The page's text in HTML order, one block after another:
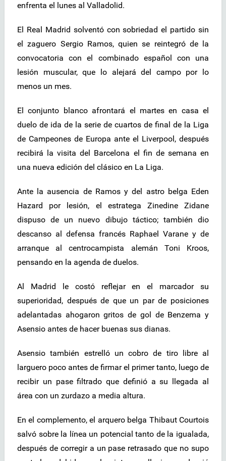
enfrenta el lunes al Valladolid.
El Real Madrid solventó con sobriedad el partido sin
el zaguero Sergio Ramos, quien se reintegró de la
convocatoria con el combinado español con una
lesión muscular, que lo alejará del campo por lo
menos un mes.
El conjunto blanco afrontará el martes en casa el
duelo de ida de la serie de cuartos de final de la Liga
de Campeones de Europa ante el Liverpool, después
recibirá la visita del Barcelona el fin de semana en
una nueva edición del clásico en La Liga.
Ante la ausencia de Ramos y del astro belga Eden
Hazard por lesión, el estratega Zinedine Zidane
dispuso de un nuevo dibujo táctico; también dio
descanso al defensa francés Raphael Varane y de
arranque al centrocampista alemán Toni Kroos,
pensando en la agenda de duelos.
Al Madrid le costó reflejar en el marcador su
superioridad, después de que un par de posiciones
adelantadas ahogaron gritos de gol de Benzema y
Asensio antes de hacer buenas sus dianas.
Asensio también estrelló un cobro de tiro libre al
larguero poco antes de firmar el primer tanto, luego de
recibir un pase filtrado que definió a su llegada al
área con un zurdazo a media altura.
En el complemento, el arquero belga Thibaut Courtois
salvó sobre la línea un potencial tanto de la igualada,
después de corregir a un pase retrasado que no supo